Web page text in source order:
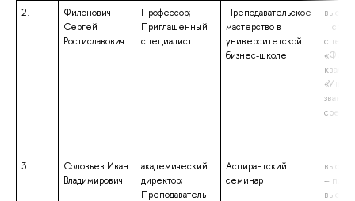
2.
Филонович
Сергей
Ростиславович
Профессор;
Приглашенный
специалист
Преподавательское
мастерство в
университетской
бизнес-школе
–
3.
Соловьев Иван
Владимирович
академический
директор;
Преподаватель
Аспирантский
семинар
–